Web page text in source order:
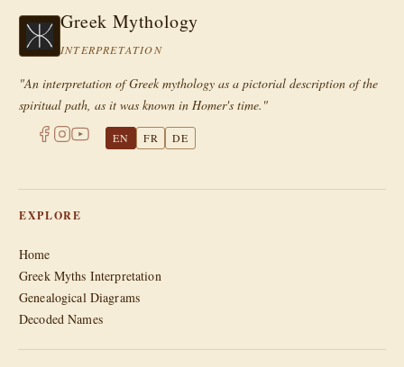
Greek Mythology
INTERPRETATION
"An interpretation of Greek mythology as a pictorial description of the
spiritual path, as it was known in Homer's time."
EN FR DE
EXPLORE
Home
Greek Myths Interpretation
Genealogical Diagrams
Decoded Names